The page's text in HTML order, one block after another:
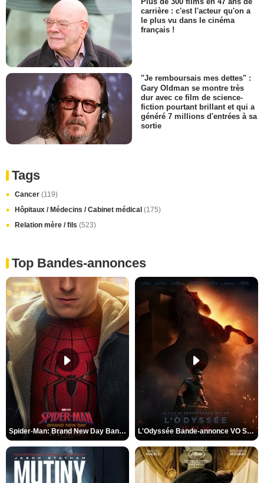
carrière : c'est l'acteur qu'on a
le plus vu dans le cinéma
français !
"Je remboursais mes dettes" :
Gary Oldman se montre très
dur avec ce film de science-
fiction pourtant brillant et qui a
généré 7 millions d'entrées à sa
sortie
Tags
Cancer (119)
Hôpitaux / Médecins / Cabinet médical (175)
Relation mère / fils (523)
Top Bandes-annonces
Spider-Man: Brand New Day Bande-annonce VO STFR L'Odyssée Bande-annonce VO STFR